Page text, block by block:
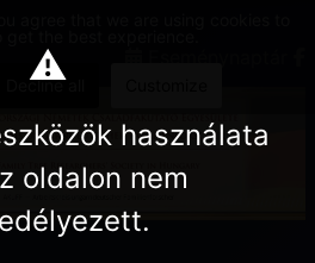
Decline all
⚠
használata
oldalon nem